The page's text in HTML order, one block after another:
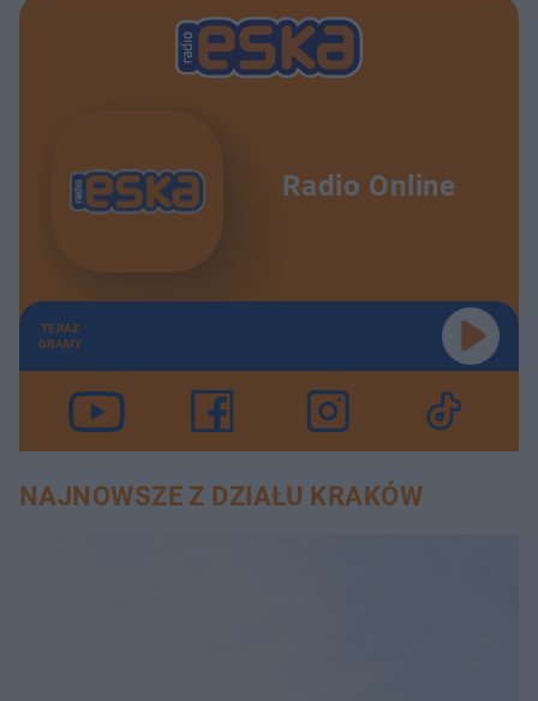
Radio Online
TERAZ
GRAMY
NAJNOWSZE Z DZIAŁU KRAKÓW